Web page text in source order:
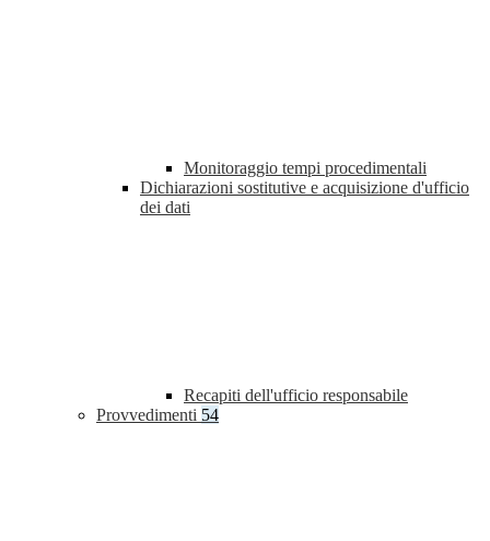
Monitoraggio tempi procedimentali
Dichiarazioni sostitutive e acquisizione d'ufficio
dei dati
Recapiti dell'ufficio responsabile
Provvedimenti 54